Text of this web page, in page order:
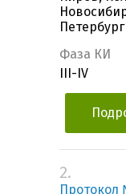
Петербург
Фаза КИ
III-IV
2.
Протокол